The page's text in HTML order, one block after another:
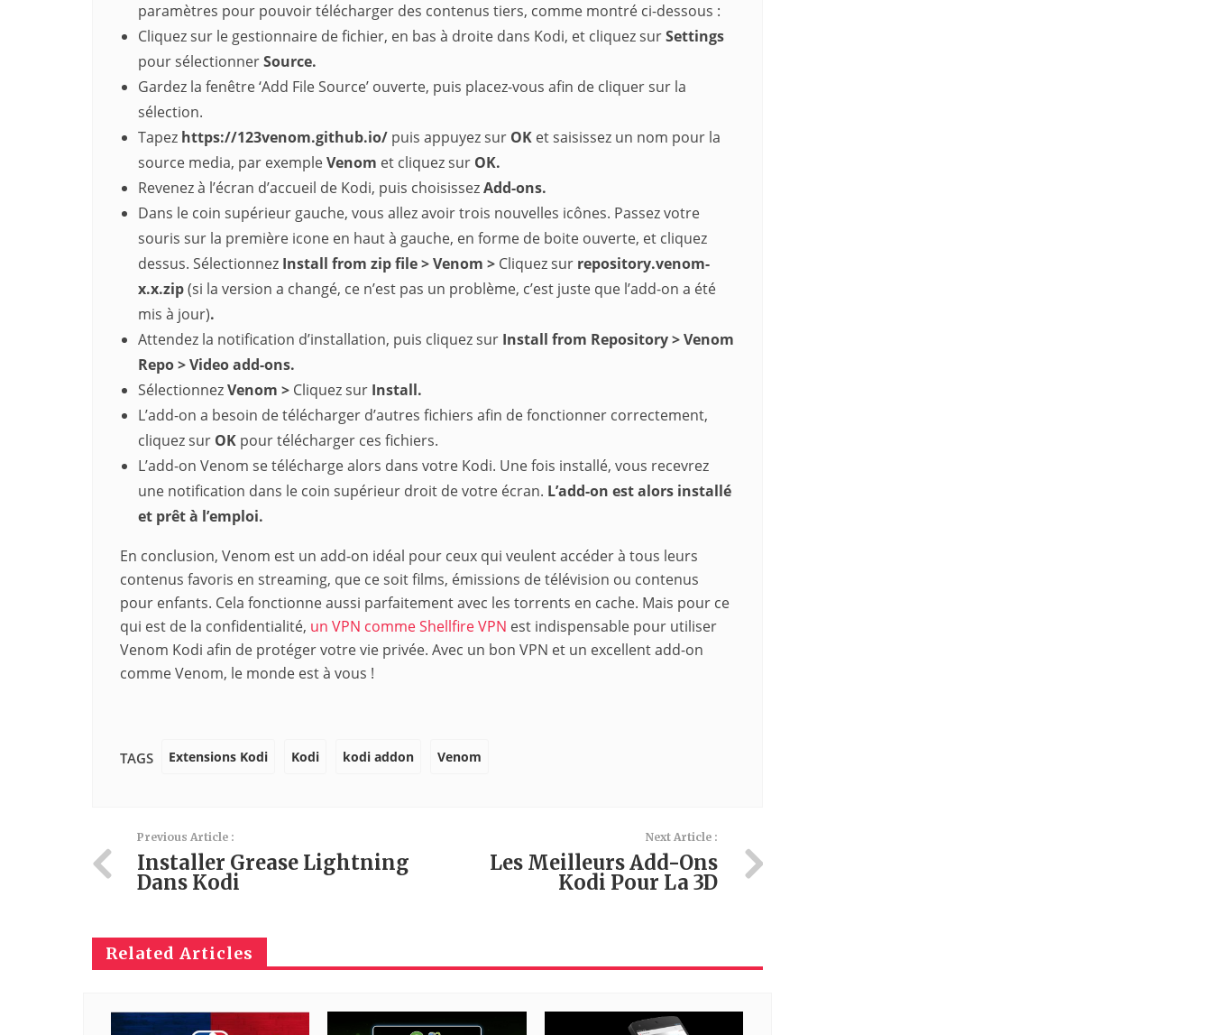
paramètres pour pouvoir télécharger des contenus tiers, comme montré ci-dessous :
Cliquez sur le gestionnaire de fichier, en bas à droite dans Kodi, et cliquez surSettings
pour sélectionnerSource.
Gardez la fenêtre ‘Add File Source’ ouverte, puis placez-vous afin de cliquer sur la
sélection.
Tapez https://123venom.github.io/ puis appuyez sur OK et saisissez un nom pour la
source media, par exempleVenom et cliquez sur OK.
Revenez à l’écran d’accueil de Kodi, puis choisissezAdd-ons.
Dans le coin supérieur gauche, vous allez avoir trois nouvelles icônes. Passez votre
souris sur la première icone en haut à gauche, en forme de boite ouverte, et cliquez
dessus. Sélectionnez Install from zip file >Venom > Cliquez sur repository.venom-
x.x.zip(si la version a changé, ce n’est pas un problème, c’est juste que l’add-on a été
mis à jour).
Attendez la notification d’installation, puis cliquez sur Install from Repository >Venom
Repo>Video add-ons.
SélectionnezVenom > Cliquez sur Install.
L’add-on a besoin de télécharger d’autres fichiers afin de fonctionner correctement,
cliquez sur OK pour télécharger ces fichiers.
L’add-on Venom se télécharge alors dans votre Kodi. Une fois installé, vous recevrez
une notification dans le coin supérieur droit de votre écran. L’add-on est alors installé
et prêt à l’emploi.
En conclusion, Venom est un add-on idéal pour ceux qui veulent accéder à tous leurs
contenus favoris en streaming, que ce soit films, émissions de télévision ou contenus
pour enfants. Cela fonctionne aussi parfaitement avec les torrents en cache. Mais pour ce
qui est de la confidentialité, un VPN comme Shellfire VPN est indispensable pour utiliser
Venom Kodi afin de protéger votre vie privée. Avec un bon VPN et un excellent add-on
comme Venom, le monde est à vous !
TAGS Extensions Kodi Kodi kodi addon Venom
Previous Article :
Installer Grease Lightning
Dans Kodi
Next Article :
Les Meilleurs Add-Ons
Kodi Pour La 3D
Related Articles